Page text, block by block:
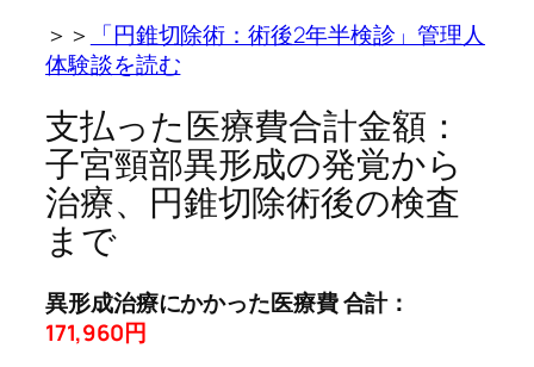
＞＞ 「円錐切除術：術後2年半検診」管理人
体験談を読む
支払った医療費合計金額：
子宮頸部異形成の発覚から
治療、円錐切除術後の検査
まで
異形成治療にかかった医療費 合計：
171,960円